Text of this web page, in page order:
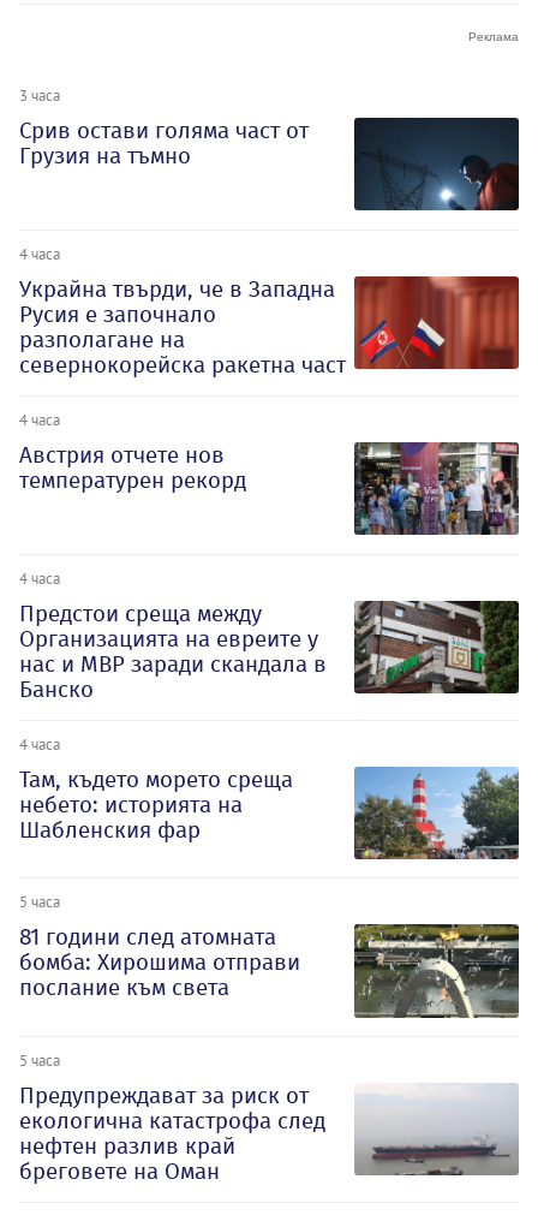
3 часа
Срив остави голяма част от
Грузия на тъмно
4 часа
Украйна твърди, че в Западна
Русия е започнало
разполагане на
севернокорейска ракетна част
4 часа
Австрия отчете нов
температурен рекорд
4 часа
Предстои среща между
Организацията на евреите у
нас и МВР заради скандала в
Банско
4 часа
Там, където морето среща
небето: историята на
Шабленския фар
5 часа
81 години след атомната
бомба: Хирошима отправи
послание към света
5 часа
Предупреждават за риск от
екологична катастрофа след
нефтен разлив край
бреговете на Оман